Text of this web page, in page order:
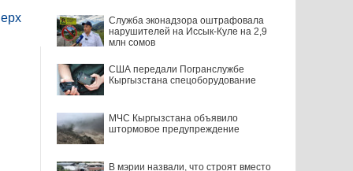
Служба эконадзора оштрафовала
нарушителей на Иссык-Куле на 2,9
млн сомов
США передали Погранслужбе
Кыргызстана спецоборудование
МЧС Кыргызстана объявило
штормовое предупреждение
В мэрии назвали, что строят вместо